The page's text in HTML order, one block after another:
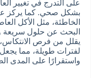
على التدرج في تغيير
بشكل صحي. كما يركز
الخاطئة، مثل الأكل
البحث عن حلول سريعة
يقلل من فرص الانتكاس،
لفترات طويلة، مما يجعل
واستقرارًا على المدى